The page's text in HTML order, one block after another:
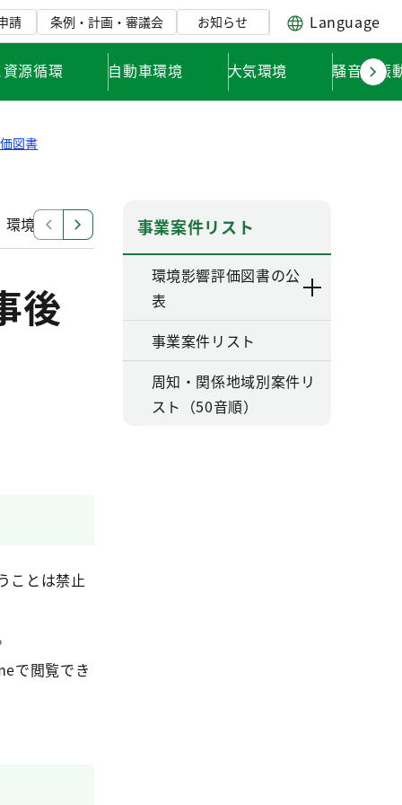
請 条例・計画・審議会 お知らせ Language
源循環 自動車環境 大気環境 騒音・振
図書
境影響評価調査計画書 「東日本旅客鉄道南武線（谷
後
ことは禁止
で閲覧でき
事業案件リスト
環境影響評価図書の公
表
事業案件リスト
周知・関係地域別案件リ
スト（50音順）